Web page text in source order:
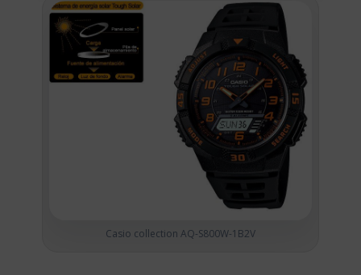
Casio collection AQ-S800W-1B2V